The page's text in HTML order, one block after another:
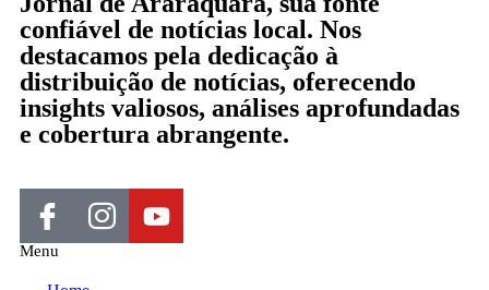
confiável de notícias local. Nos
destacamos pela dedicação à
distribuição de notícias, oferecendo
insights valiosos, análises aprofundadas
e cobertura abrangente.
Menu